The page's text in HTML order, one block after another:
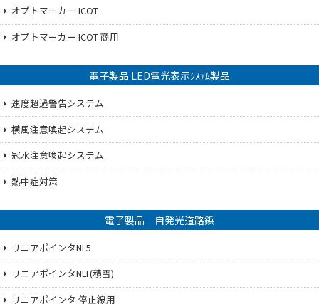
オプトマーカー ICOT
オプトマーカー ICOT 商用
電子製品 LED電光表示ｼｽﾃﾑ製品
速度超過警告システム
横風注意喚起システム
冠水注意喚起システム
熱中症対策
電子製品 自発光道路鋲
リニアポインタNL5
リニアポインタNLT(積雪)
リニアポインタ 停止線用